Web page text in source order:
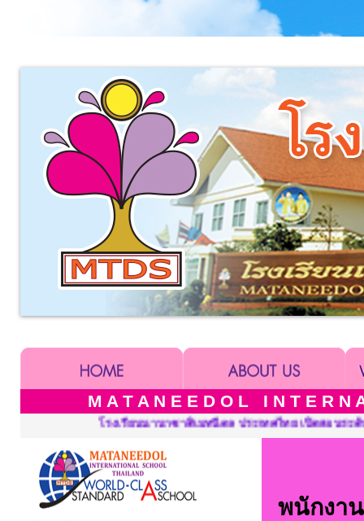
M A T A N E E D O L I N T E R
ทนีดล ประเทศไทย เปิดสอนระดับ เนอร์สเซอรี่ อนุบาล ประถมศึกษา
พนักงา